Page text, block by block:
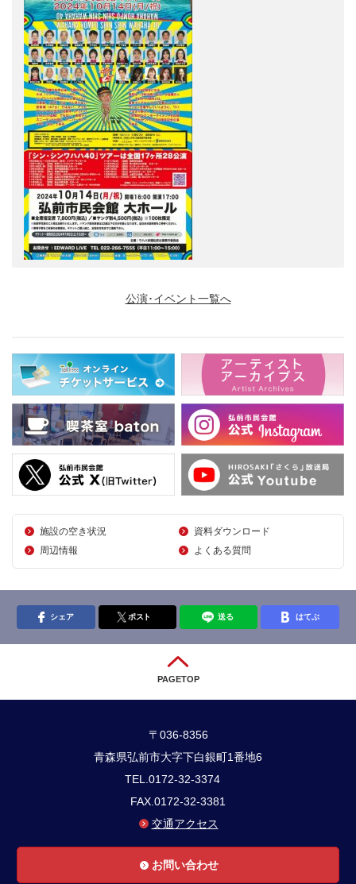
公演･イベント一覧へ
施設の空き状況
資料ダウンロード
周辺情報
よくある質問
シェア ポスト 送る はてぶ
PAGETOP
〒036-8356
青森県弘前市大字下白銀町1番地6
TEL.0172-32-3374
FAX.0172-32-3381
交通アクセス
お問い合わせ